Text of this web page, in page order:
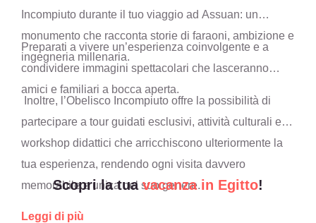
Incompiuto durante il tuo viaggio ad Assuan: un
monumento che racconta storie di faraoni, ambizione e
ingegneria millenaria.
Preparati a vivere un’esperienza coinvolgente e a
condividere immagini spettacolari che lasceranno
amici e familiari a bocca aperta.
Inoltre, l’Obelisco Incompiuto offre la possibilità di
partecipare a tour guidati esclusivi, attività culturali e
workshop didattici che arricchiscono ulteriormente la
tua esperienza, rendendo ogni visita davvero
memorabile e unica nel suo genere.
Scopri la tuavacanza in Egitto!
Leggi di più